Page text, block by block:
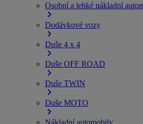
Osobní a lehké nákladní
Dodávkové vozy
Duše 4 x 4
Duše OFF ROAD
Duše TWIN
Duše MOTO
Nákladní automobily